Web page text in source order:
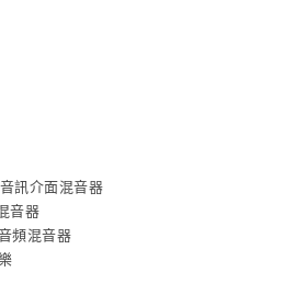
訊介面混音器
音器
頻混音器